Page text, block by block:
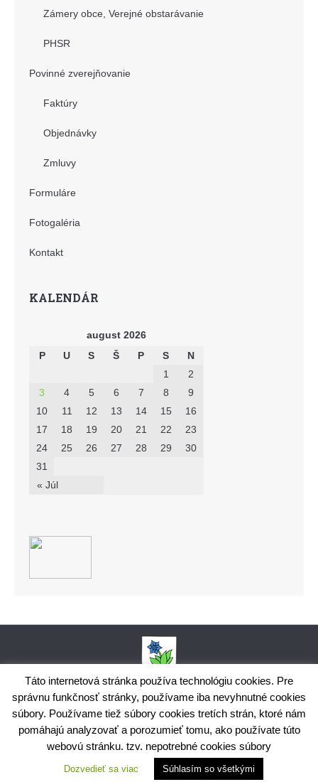
Zámery obce, Verejné obstarávanie
PHSR
Povinné zverejňovanie
Faktúry
Objednávky
Zmluvy
Formuláre
Fotogaléria
Kontakt
KALENDÁR
august 2026
P
U S Š P S N
« Júl
1
2
3
4 5 6 7 8
9
10
11 12 13 14 15
16
17
18 19 20 21 22
23
24
25 26 27 28 29
30
31
Obecný úrad Bodiná, č. 102, 018 15 Prečín,
+421424398035,www.bodina.eu
IČO: 00 692 522, Prima banka Slovensko, a.s., IBAN: SK25 5600 0000
0029 9178 8001
Ochrana osobných údajov
Využite možnosť získavania aktuálnych informácií s využitím
Táto internetová stránka používa technológiu cookies. Pre
správnu funkčnosť stránky, používame iba nevyhnutné cookies
súbory. Používame tiež súbory cookies tretích strán, ktoré nám
pomáhajú analyzovať a porozumieť tomu, ako používate túto
webovú stránku. tzv. nepotrebné cookies súbory
Dozvedieť sa viac Súhlasím so všetkými